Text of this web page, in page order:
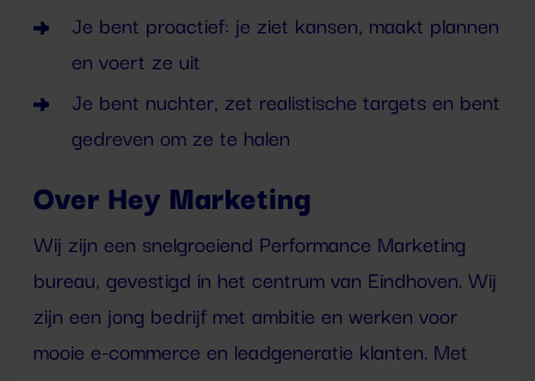
Je bent proactief: je ziet kansen, maakt plannen
en voert ze uit
Je bent nuchter, zet realistische targets en bent
gedreven om ze te halen
Over Hey Marketing
Wij zijn een snelgroeiend Performance Marketing
bureau, gevestigd in het centrum van Eindhoven. Wij
zijn een jong bedrijf met ambitie en werken voor
mooie e-commerce en leadgeneratie klanten. Met